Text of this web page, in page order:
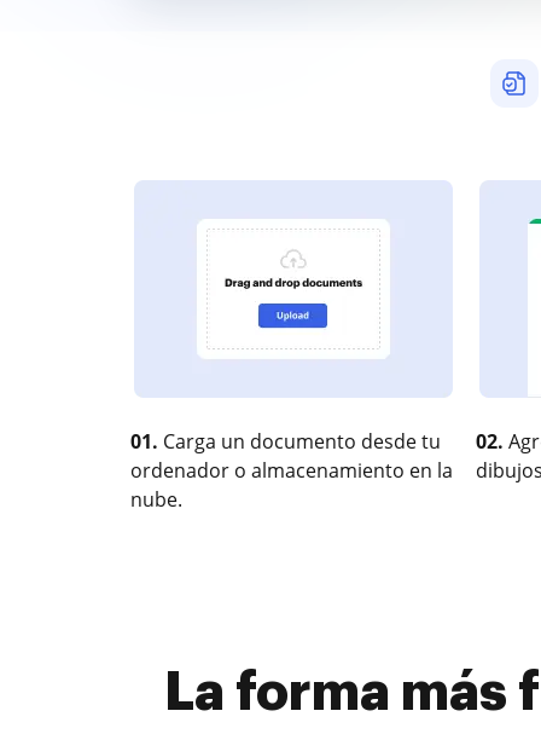
01. Carga un documento desde tu
ordenador o almacenamiento en la
nube.
02.
La forma